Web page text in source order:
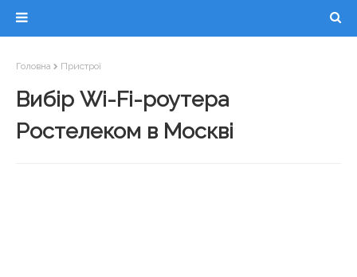
Головна Пристрої
Вибір Wi-Fi-роутера
Ростелеком в Москві